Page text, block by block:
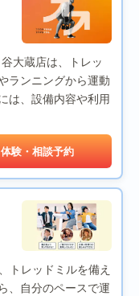
大蔵店は、トレッ
ランニングから運動
は、設備内容や利用
体験・相談予約
トレッドミルを備え
、自分のペースで運